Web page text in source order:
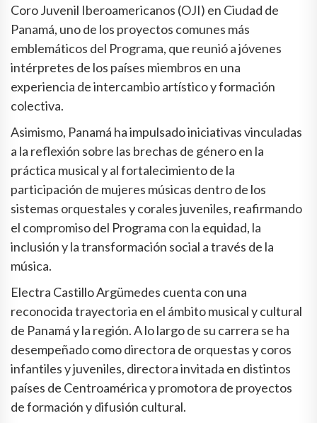
Coro Juvenil Iberoamericanos (OJI) en Ciudad de
Panamá, uno de los proyectos comunes más
emblemáticos del Programa, que reunió a jóvenes
intérpretes de los países miembros en una
experiencia de intercambio artístico y formación
colectiva.
Asimismo, Panamá ha impulsado iniciativas vinculadas
a la reflexión sobre las brechas de género en la
práctica musical y al fortalecimiento de la
participación de mujeres músicas dentro de los
sistemas orquestales y corales juveniles, reafirmando
el compromiso del Programa con la equidad, la
inclusión y la transformación social a través de la
música.
Electra Castillo Argümedes cuenta con una
reconocida trayectoria en el ámbito musical y cultural
de Panamá y la región. A lo largo de su carrera se ha
desempeñado como directora de orquestas y coros
infantiles y juveniles, directora invitada en distintos
países de Centroamérica y promotora de proyectos
de formación y difusión cultural.